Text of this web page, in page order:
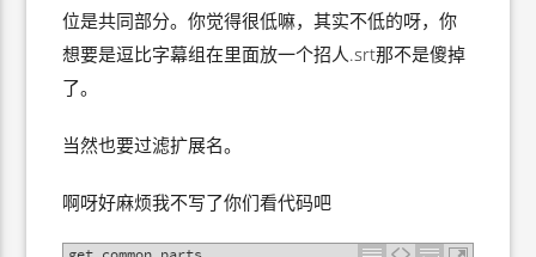
位是共同部分。你觉得很低嘛，其实不低的呀，你
想要是逗比字幕组在里面放一个招人.srt那不是傻掉
了。
当然也要过滤扩展名。
啊呀好麻烦我不写了你们看代码吧